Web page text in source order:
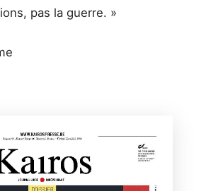
pas la guerre. »